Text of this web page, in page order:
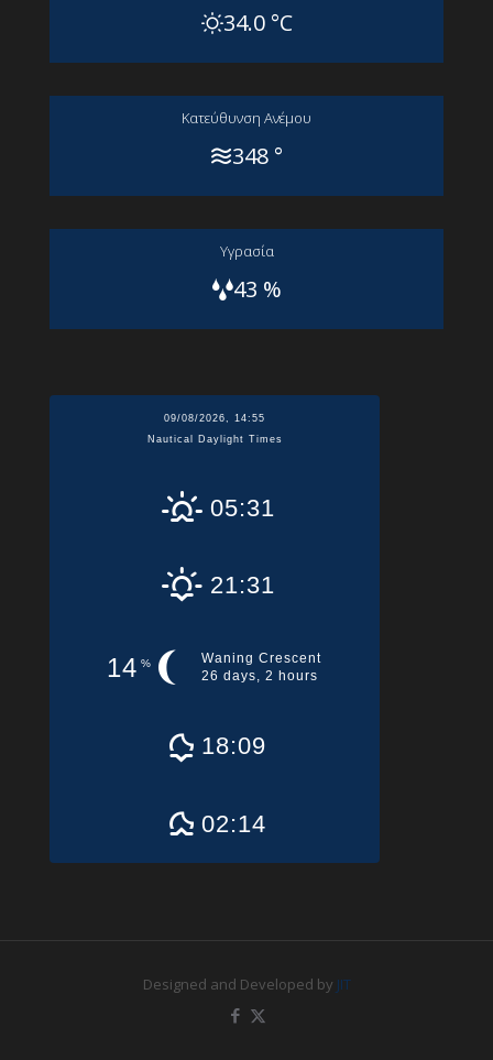
34.0 °C
Kατεύθυνση Aνέμου
348 °
Yγρασία
43 %
09/08/2026, 14:55
Nautical Daylight Times
05:31
21:31
14 %
Waning Crescent
26 days, 2 hours
18:09
02:14
Designed and Developed by JIT